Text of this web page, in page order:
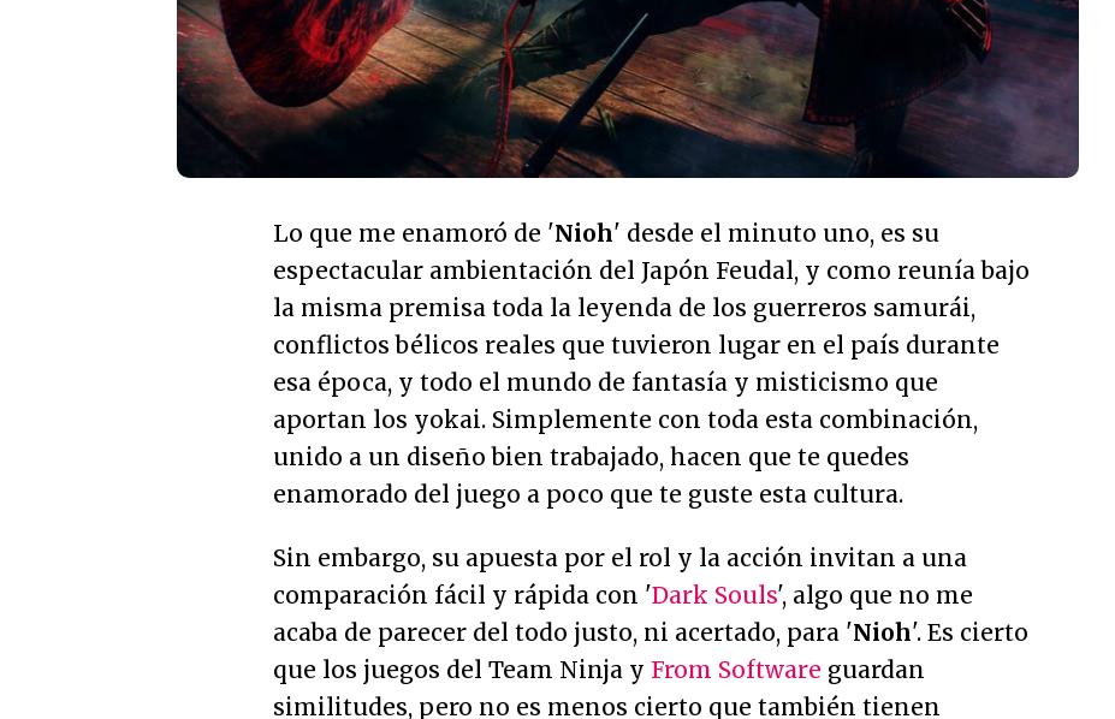
Lo que me enamoró de 'Nioh' desde el minuto uno, es su
espectacular ambientación del Japón Feudal, y como reunía bajo
la misma premisa toda la leyenda de los guerreros samurái,
conflictos bélicos reales que tuvieron lugar en el país durante
esa época, y todo el mundo de fantasía y misticismo que
aportan los yokai. Simplemente con toda esta combinación,
unido a un diseño bien trabajado, hacen que te quedes
enamorado del juego a poco que te guste esta cultura.
Sin embargo, su apuesta por el rol y la acción invitan a una
comparación fácil y rápida con 'Dark Souls', algo que no me
acaba de parecer del todo justo, ni acertado, para 'Nioh'. Es cierto
que los juegos del Team Ninja y From Software guardan
similitudes, pero no es menos cierto que también tienen